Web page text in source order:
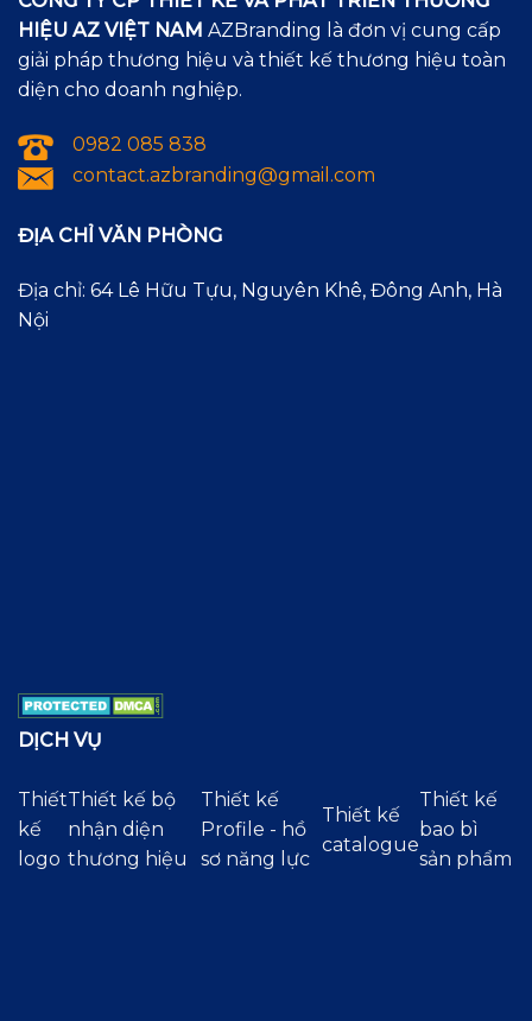
HIỆU AZ VIỆT NAM AZBranding là đơn vị cung cấp
giải pháp thương hiệu và thiết kế thương hiệu toàn
diện cho doanh nghiệp.
0982 085 838
contact.azbranding@gmail.com
ĐỊA CHỈ VĂN PHÒNG
Địa chỉ: 64 Lê Hữu Tựu, Nguyên Khê, Đông Anh, Hà
Nội
DỊCH VỤ
Thiết
kế
logo
Thiết kế bộ
nhận diện
thương hiệu
Thiết kế
Profile - hồ
sơ năng lực
Thiết kế
catalogue
Thiết kế
bao bì
sản phẩm